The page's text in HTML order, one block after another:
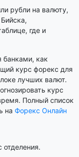
рубли на валюту,
где и
банками, как
курс форекс для
лучших валют.
курс
Полный список
на Форекс Онлайн
отделения.